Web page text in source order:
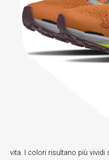
vita. I colori risultano più vividi